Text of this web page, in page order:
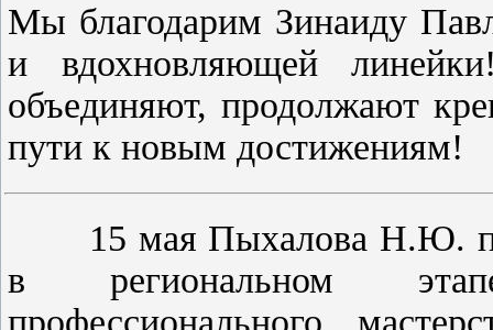
Мы благодарим Зинаиду
и вдохновляющей
объединяют, продолжают
пути к новым достижениям!
15 мая Пыхалова Н.Ю.
в региональном
профессионального